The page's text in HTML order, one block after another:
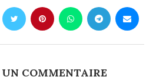
COMMENTAIRE